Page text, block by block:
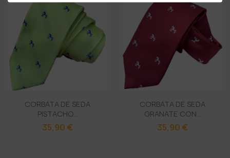
CORBATA DE SEDA
PISTACHO...
35,90 €
CORBATA DE SEDA
GRANATE CON...
35,90 €